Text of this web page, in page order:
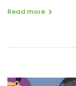
Read more